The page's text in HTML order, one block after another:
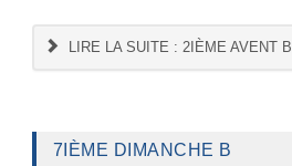
LIRE LA SUITE : 2IÈME AVENT B
7IÈME DIMANCHE B